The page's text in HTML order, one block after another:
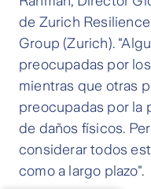
de Zurich
Group (Zurich).
preocupadas por
mientras que otras
preocupadas por la
de daños físicos.
considerar todos
como a largo plazo".